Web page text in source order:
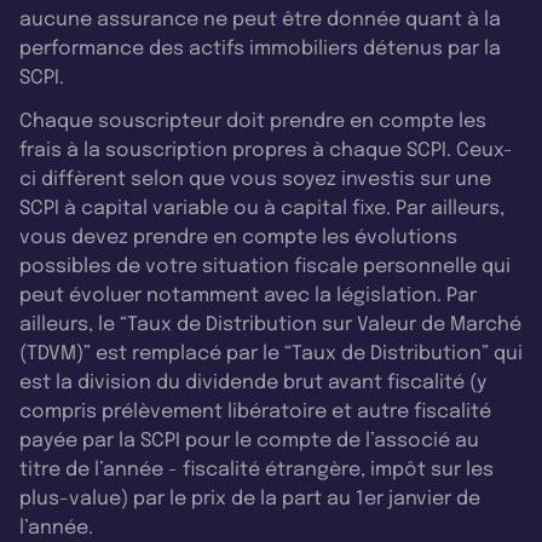
aucune assurance ne peut être donnée quant à la
performance des actifs immobiliers détenus par la
SCPI.
Chaque souscripteur doit prendre en compte les
frais à la souscription propres à chaque SCPI. Ceux-
ci diffèrent selon que vous soyez investis sur une
SCPI à capital variable ou à capital fixe. Par ailleurs,
vous devez prendre en compte les évolutions
possibles de votre situation fiscale personnelle qui
peut évoluer notamment avec la législation. Par
ailleurs, le “Taux de Distribution sur Valeur de Marché
(TDVM)” est remplacé par le “Taux de Distribution” qui
est la division du dividende brut avant fiscalité (y
compris prélèvement libératoire et autre fiscalité
payée par la SCPI pour le compte de l’associé au
titre de l’année - fiscalité étrangère, impôt sur les
plus-value) par le prix de la part au 1er janvier de
l’année.